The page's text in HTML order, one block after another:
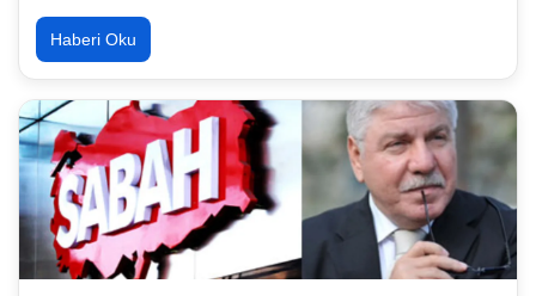
Haberi Oku